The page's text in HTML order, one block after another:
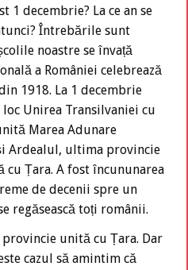
1 decembrie? La ce an se
Întrebările sunt
noastre se învață
a României celebrează
1918. La 1 decembrie
Unirea Transilvaniei cu
Marea Adunare
Ardealul, ultima provincie
cu Țara. A fost încununarea
de decenii spre un
regăsească toți românii.
unită cu Țara. Dar
cazul să amintim că